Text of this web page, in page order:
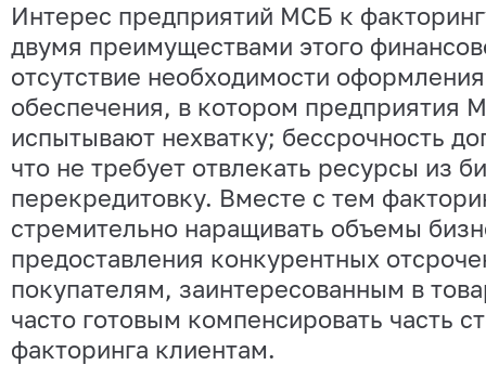
Интерес предприятий МСБ к
двумя преимуществами этого
отсутствие необходимости
обеспечения, в котором предприятия
испытывают нехватку; бессрочность
что не требует отвлекать ресурсы из
перекредитовку. Вместе с тем
стремительно наращивать объемы
предоставления конкурентных
покупателям, заинтересованным в
часто готовым компенсировать часть
факторинга клиентам.